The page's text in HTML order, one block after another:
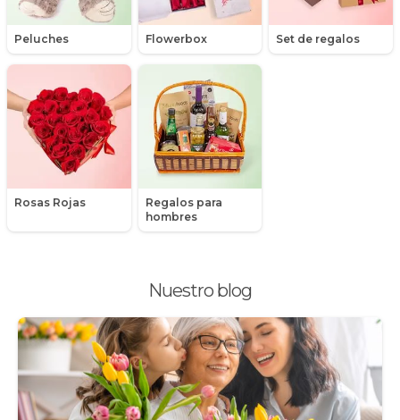
Peluches Flowerbox Set de regalos
Rosas Rojas
Regalos para
hombres
Nuestro blog
Nacimiento de niños
Nacimientos
Nacimientos de niñas
Packs de productos
Peluches
Peonias
Promociones y Ofertas
Ramos de Flores
Ramos de Novia
Ramos de Rosas